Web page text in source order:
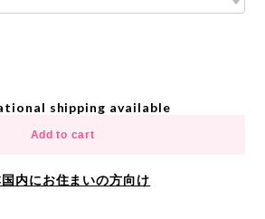
shipping available
Add to cart
国内にお住まいの方向け